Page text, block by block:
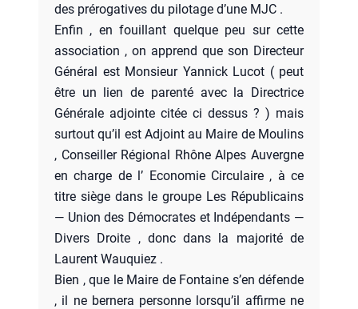
des pré­ro­ga­tives du pilo­tage d’une MJC .
Enfin , en fouillant quelque peu sur cette
asso­cia­tion , on apprend que son Direc­teur
Géné­ral est Mon­sieur Yan­nick Lucot ( peut
être un lien de paren­té avec la Direc­trice
Géné­rale adjointe citée ci des­sus ? ) mais
sur­tout qu’il est Adjoint au Maire de Mou­lins
, Conseiller Régio­nal Rhône Alpes Auvergne
en charge de l’ Eco­no­mie Cir­cu­laire , à ce
titre siège dans le groupe Les Répu­bli­cains
— Union des Démo­crates et Indé­pen­dants —
Divers Droite , donc dans la majo­ri­té de
Laurent Wau­quiez .
Bien , que le Maire de Fon­taine s’en défende
, il ne ber­ne­ra per­sonne lors­qu’il affirme ne